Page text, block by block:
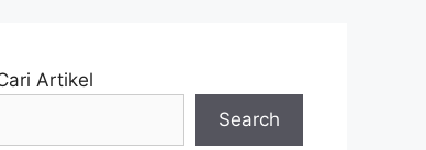
Artikel
Search